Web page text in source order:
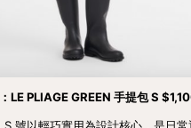
LE PLIAGE GREEN 手提包 S
號以輕巧實用為設計核心，是日